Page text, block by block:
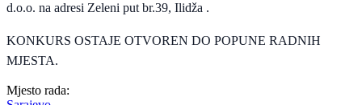
d.o.o. na adresi Zeleni put br.39, Ilidža .
KONKURS OSTAJE OTVOREN DO POPUNE RADNIH
MJESTA.
Mjesto rada: